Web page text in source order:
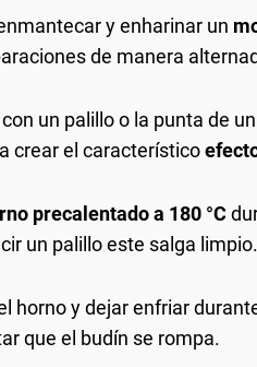
y enharinar un
de manera
con un palillo o la punta de
crear el característico
precalentado a 180 °C
un palillo este salga limpio.
horno y dejar enfriar
que el budín se rompa.